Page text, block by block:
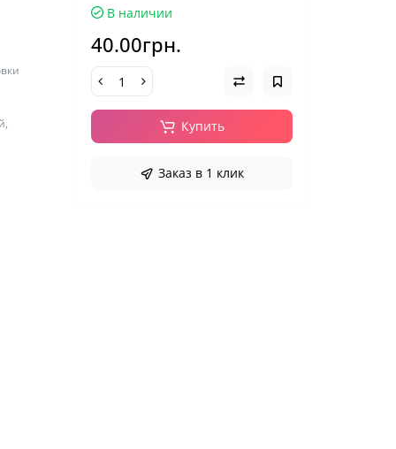
В наличии
40.00грн.
Купить
Заказ в 1 клик